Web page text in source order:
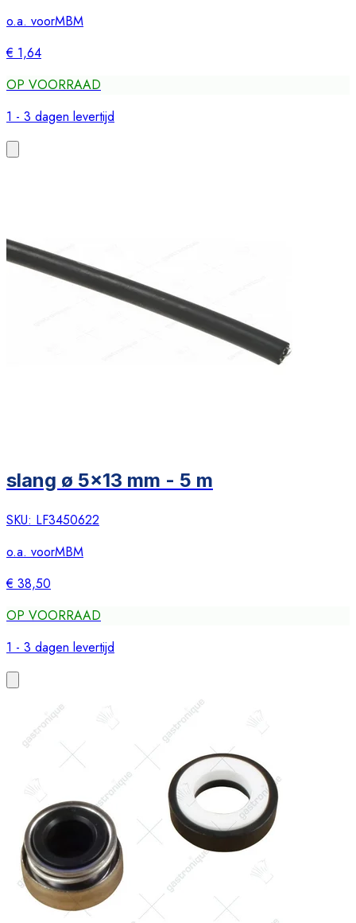
o.a. voorMBM
€ 1,64
OP VOORRAAD
1 - 3 dagen levertijd
slang ø 5x13 mm - 5 m
SKU: LF3450622
o.a. voorMBM
€ 38,50
OP VOORRAAD
1 - 3 dagen levertijd